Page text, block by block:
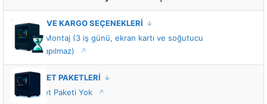
MONTAJ VE KARGO SEÇENEKLERİ
Standart Montaj (3 iş günü, ekran kartı ve soğutucu
montajı yapılmaz)
VIP HİZMET PAKETLERİ
VIP Hizmet Paketi Yok